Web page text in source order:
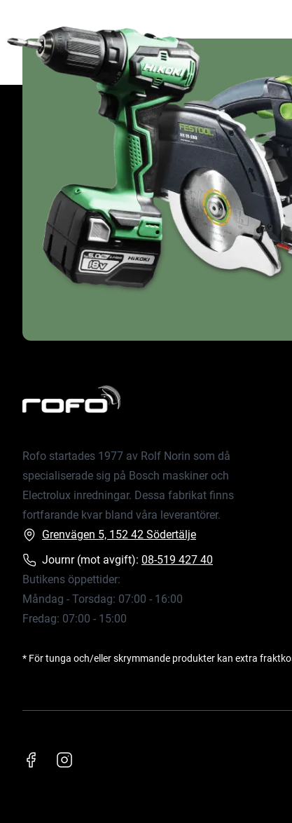
Rofo startades 1977 av Rolf Norin som då
specialiserade sig på Bosch maskiner och
Electrolux inredningar. Dessa fabrikat finns
fortfarande kvar bland våra leverantörer.
Grenvägen 5, 152 42 Södertälje
Journr (mot avgift): 08-519 427 40
Butikens öppettider:
Måndag - Torsdag: 07:00 - 16:00
Fredag: 07:00 - 15:00
* För tunga och/eller skrymmande produkter kan extra